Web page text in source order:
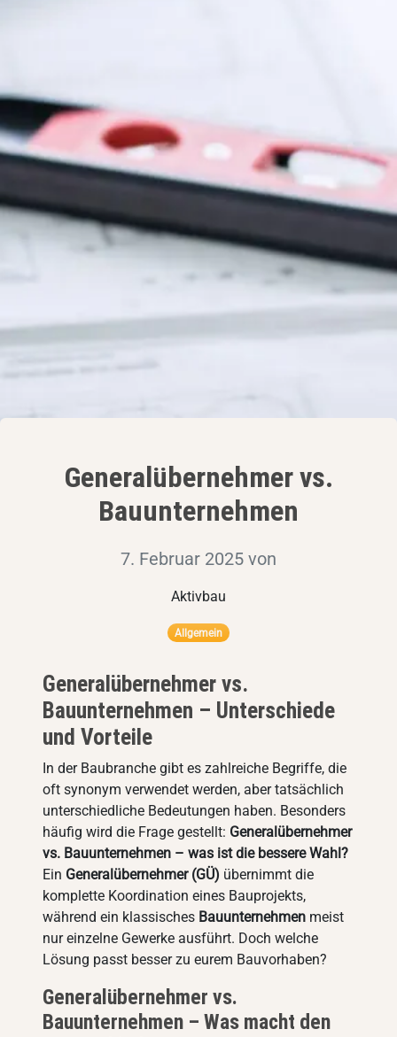
Generalübernehmer vs.
Bauunternehmen
7. Februar 2025 von
Aktivbau
Allgemein
Generalübernehmer vs.
Bauunternehmen – Unterschiede
und Vorteile
In der Baubranche gibt es zahlreiche Begriffe, die
oft synonym verwendet werden, aber tatsächlich
unterschiedliche Bedeutungen haben. Besonders
häufig wird die Frage gestellt: Generalübernehmer
vs. Bauunternehmen – was ist die bessere Wahl?
Ein Generalübernehmer (GÜ) übernimmt die
komplette Koordination eines Bauprojekts,
während ein klassisches Bauunternehmen meist
nur einzelne Gewerke ausführt. Doch welche
Lösung passt besser zu eurem Bauvorhaben?
Generalübernehmer vs.
Bauunternehmen – Was macht den